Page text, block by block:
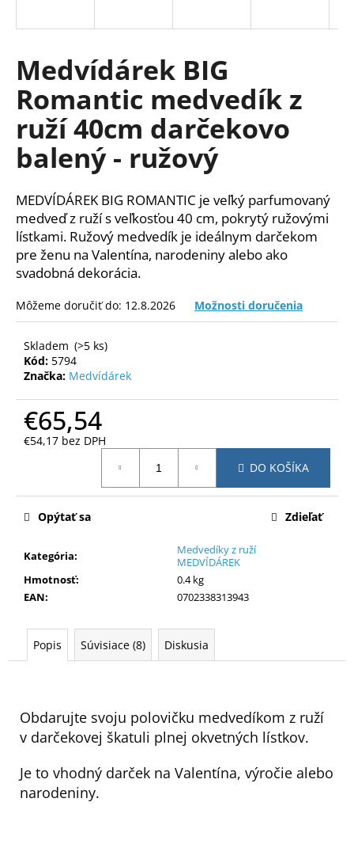
Medvídárek BIG
Romantic medvedík z
ruží 40cm darčekovo
balený - ružový
MEDVÍDÁREK BIG ROMANTIC je veľký parfumovaný
medveď z ruží s veľkosťou 40 cm, pokrytý ružovými
lístkami. Ružový medvedík je ideálnym darčekom
pre ženu na Valentína, narodeniny alebo ako
svadobná dekorácia.
Môžeme doručiť do: 12.8.2026 Možnosti doručenia
Skladem (>5 ks)
Kód: 5794
Značka: Medvídárek
€65,54
€54,17 bez DPH
DO KOŠÍKA
Kategória:
Medvedíky z ruží
MEDVÍDÁREK
Hmotnosť:
0.4 kg
EAN: 0702338313943
Opýtať sa Zdieľať
Popis Súvisiace (8) Diskusia
Obdarujte svoju polovičku medvedíkom z ruží
v darčekovej škatuli plnej okvetných lístkov.
Je to vhodný darček na Valentína, výročie alebo
narodeniny.
s
ť
?
O
d
o
r
ú
a